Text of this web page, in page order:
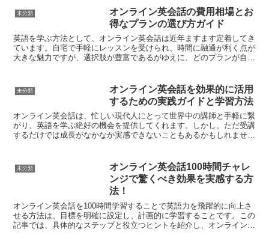
未分類
オンライン英会話の費用相場とお
得なプランの選び方ガイド
英語を学ぶ方法として、オンライン英会話は近年ますます定着してき
ています。自宅で手軽にレッスンを受けられ、時間に融通が利く点が
大きな魅力ですが、選択肢が豊富であるがゆえに、どのプランが自分
未分類
オンライン英会話を効果的に活用
するための実践ガイドと学習方法
オンライン英会話は、忙しい現代人にとって世界中の講師と手軽に繋
がり、英語を学ぶ絶好の機会を提供してくれます。しかし、ただ受講
するだけでは成長がなかなか実感できないこともあるかもしれませ
未分類
オンライン英会話100時間チャレ
ンジで驚くべき効果を実感する方
法！
オンライン英会話を100時間学習することで英語力を飛躍的に向上さ
せる方法は、目標を明確に設定し、計画的に学習することです。この
記事では、具体的なステップと役立つヒントを紹介し、オンライン英